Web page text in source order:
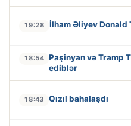
19:28 İlham Əliyev Donald
18:54 Paşinyan və Tramp
ediblər
18:43 Qızıl bahalaşdı